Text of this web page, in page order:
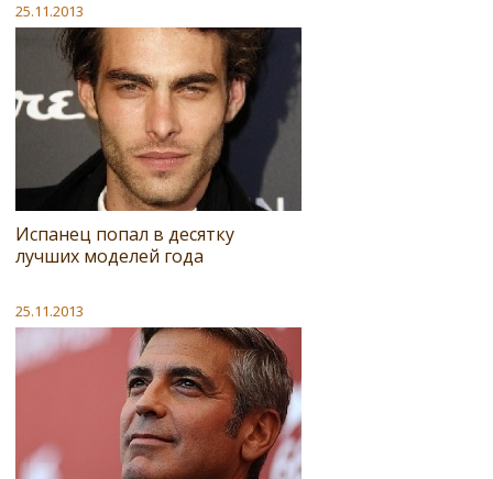
25.11.2013
Испанец попал в десятку
лучших моделей года
25.11.2013